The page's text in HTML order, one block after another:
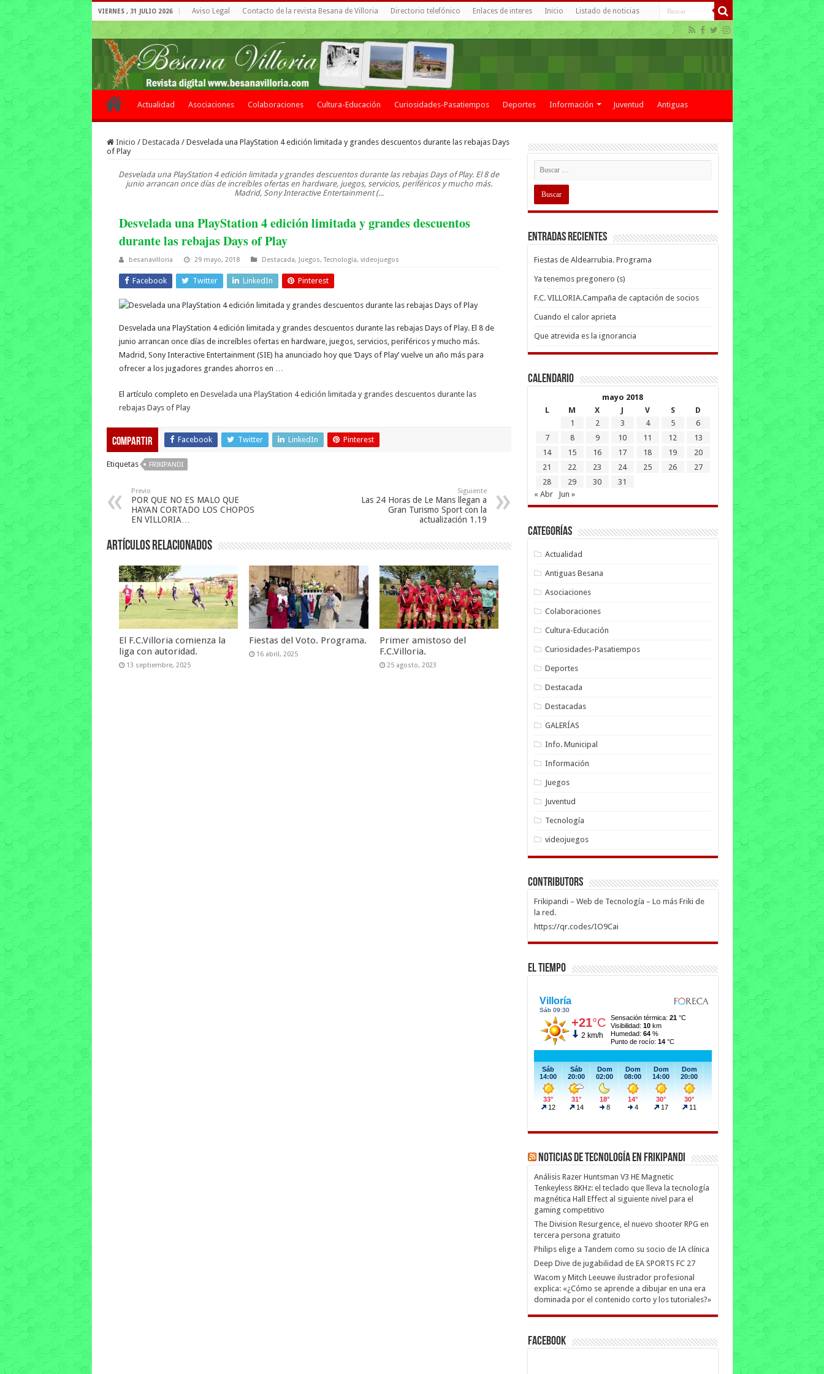
VIERNES , 31 JULIO 2026 Aviso Legal Contacto de la revista Besana de Villoria Directorio telefónico Enlaces de interes Inicio Listado de noticias
Actualidad Asociaciones Colaboraciones Cultura-Educación Curiosidades-Pasatiempos Deportes Información Juventud Antiguas
Inicio / Destacada / Desvelada una PlayStation 4 edición limitada y grandes descuentos durante las rebajas Days
of Play
Desvelada una PlayStation 4 edición limitada y grandes descuentos durante las rebajas Days of Play. El 8 de
junio arrancan once días de increíbles ofertas en hardware, juegos, servicios, periféricos y mucho más.
Madrid, Sony Interactive Entertainment (...
Desvelada una PlayStation 4 edición limitada y grandes descuentos
durante las rebajas Days of Play
besanavilloria 29 mayo, 2018 Destacada, Juegos,Tecnología, videojuegos
Facebook Twitter LinkedIn Pinterest
Desvelada una PlayStation 4 edición limitada y grandes descuentos durante las rebajas Days of Play. El 8 de
junio arrancan once días de increíbles ofertas en hardware, juegos, servicios, periféricos y mucho más.
Madrid, Sony Interactive Entertainment (SIE) ha anunciado hoy que ‘Days of Play’ vuelve un año más para
ofrecer a los jugadores grandes ahorros en …
El artículo completo en Desvelada una PlayStation 4 edición limitada y grandes descuentos durante las
rebajas Days of Play
Compartir Facebook Twitter LinkedIn Pinterest
Etiquetas FRIKIPANDI
Previo
POR QUE NO ES MALO QUE
HAYAN CORTADO LOS CHOPOS
EN VILLORIA…
Siguiente
Las 24 Horas de Le Mans llegan a
Gran Turismo Sport con la
actualización 1.19
Artículos relacionados
El F.C.Villoria comienza la
liga con autoridad.
13 septiembre, 2025
Fiestas del Voto. Programa.
16 abril, 2025
Primer amistoso del
F.C.Villoria.
25 agosto, 2023
Entradas recientes
Fiestas de Aldearrubia. Programa
Ya tenemos pregonero (s)
F.C. VILLORIA.Campaña de captación de socios
Cuando el calor aprieta
Que atrevida es la ignorancia
Calendario
mayo 2018
L
M X J V S
D
1
2 3 4 5
6
7
8 9 10 11 12
13
14
15 16 17 18 19
20
21
22 23 24 25 26
27
28
29 30
31
« Abr
Jun »
Categorías
Actualidad
Antiguas Besana
Asociaciones
Colaboraciones
Cultura-Educación
Curiosidades-Pasatiempos
Deportes
Destacada
Destacadas
GALERÍAS
Info. Municipal
Información
Juegos
Juventud
Tecnología
videojuegos
Contributors
Frikipandi – Web de Tecnología – Lo más Friki de
la red.
https://qr.codes/IO9Cai
El Tiempo
Noticias de Tecnología en Frikipandi
Análisis Razer Huntsman V3 HE Magnetic
Tenkeyless 8KHz: el teclado que lleva la tecnología
magnética Hall Effect al siguiente nivel para el
gaming competitivo
The Division Resurgence, el nuevo shooter RPG en
tercera persona gratuito
Philips elige a Tandem como su socio de IA clínica
Deep Dive de jugabilidad de EA SPORTS FC 27
Wacom y Mitch Leeuwe ilustrador profesional
explica: «¿Cómo se aprende a dibujar en una era
dominada por el contenido corto y los tutoriales?»
Facebook